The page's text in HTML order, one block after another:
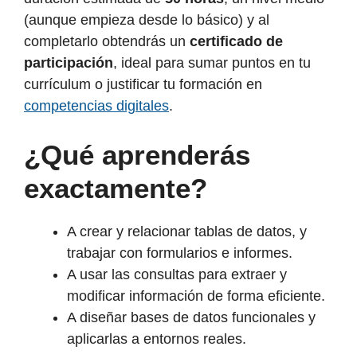
(aunque empieza desde lo básico) y al
completarlo obtendrás un certificado de
participación, ideal para sumar puntos en tu
currículum o justificar tu formación en
competencias digitales.
¿Qué aprenderás
exactamente?
A crear y relacionar tablas de datos, y
trabajar con formularios e informes.
A usar las consultas para extraer y
modificar información de forma eficiente.
A diseñar bases de datos funcionales y
aplicarlas a entornos reales.